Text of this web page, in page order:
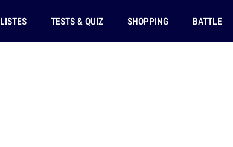
LISTES TESTS & QUIZ SHOPPING BATTLE